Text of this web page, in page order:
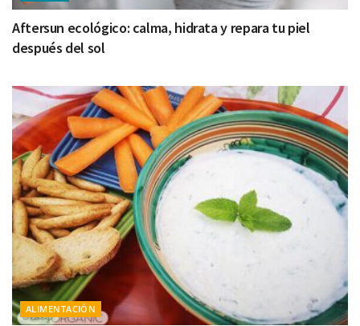
Aftersun ecológico: calma, hidrata y repara tu piel
después del sol
ALIMENTACIÓN